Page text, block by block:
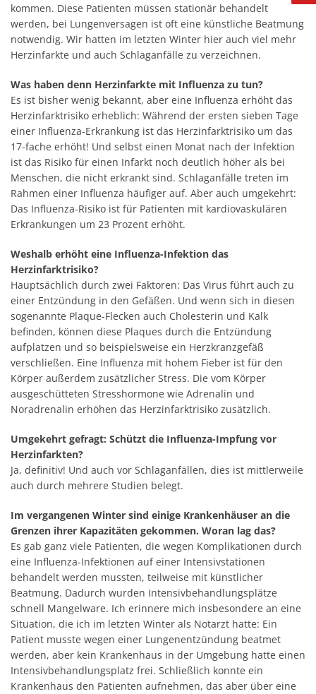
kommen. Diese Patienten müssen stationär behandelt
werden, bei Lungenversagen ist oft eine künstliche Beatmung
notwendig. Wir hatten im letzten Winter hier auch viel mehr
Herzinfarkte und auch Schlaganfälle zu verzeichnen.
Was haben denn Herzinfarkte mit Influenza zu tun?
Es ist bisher wenig bekannt, aber eine Influenza erhöht das
Herzinfarktrisiko erheblich: Während der ersten sieben Tage
einer Influenza-Erkrankung ist das Herzinfarktrisiko um das
17-fache erhöht! Und selbst einen Monat nach der Infektion
ist das Risiko für einen Infarkt noch deutlich höher als bei
Menschen, die nicht erkrankt sind. Schlaganfälle treten im
Rahmen einer Influenza häufiger auf. Aber auch umgekehrt:
Das Influenza-Risiko ist für Patienten mit kardiovaskulären
Erkrankungen um 23 Prozent erhöht.
Weshalb erhöht eine Influenza-Infektion das
Herzinfarktrisiko?
Hauptsächlich durch zwei Faktoren: Das Virus führt auch zu
einer Entzündung in den Gefäßen. Und wenn sich in diesen
sogenannte Plaque-Flecken auch Cholesterin und Kalk
befinden, können diese Plaques durch die Entzündung
aufplatzen und so beispielsweise ein Herzkranzgefäß
verschließen. Eine Influenza mit hohem Fieber ist für den
Körper außerdem zusätzlicher Stress. Die vom Körper
ausgeschütteten Stresshormone wie Adrenalin und
Noradrenalin erhöhen das Herzinfarktrisiko zusätzlich.
Umgekehrt gefragt: Schützt die Influenza-Impfung vor
Herzinfarkten?
Ja, definitiv! Und auch vor Schlaganfällen, dies ist mittlerweile
auch durch mehrere Studien belegt.
Im vergangenen Winter sind einige Krankenhäuser an die
Grenzen ihrer Kapazitäten gekommen. Woran lag das?
Es gab ganz viele Patienten, die wegen Komplikationen durch
eine Influenza-Infektionen auf einer Intensivstationen
behandelt werden mussten, teilweise mit künstlicher
Beatmung. Dadurch wurden Intensivbehandlungsplätze
schnell Mangelware. Ich erinnere mich insbesondere an eine
Situation, die ich im letzten Winter als Notarzt hatte: Ein
Patient musste wegen einer Lungenentzündung beatmet
werden, aber kein Krankenhaus in der Umgebung hatte einen
Intensivbehandlungsplatz frei. Schließlich konnte ein
Krankenhaus den Patienten aufnehmen, das aber über eine